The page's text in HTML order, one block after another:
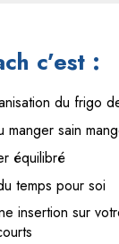
c’est :
du frigo
manger sain
équilibré
temps pour soi
insertion sur